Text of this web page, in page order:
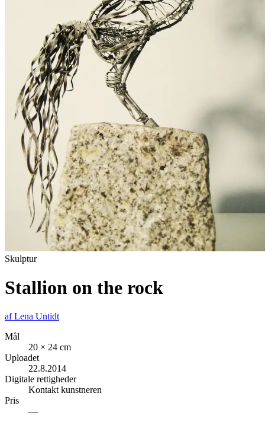
Skulptur
Stallion on the rock
afLena Untidt
Mål
20 × 24 cm
Uploadet
22.8.2014
Digitale rettigheder
Kontakt kunstneren
Pris
—